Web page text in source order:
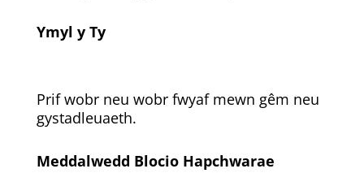
Ymyl y Ty
Prif wobr neu wobr fwyaf mewn gêm neu
gystadleuaeth.
Meddalwedd Blocio Hapchwarae